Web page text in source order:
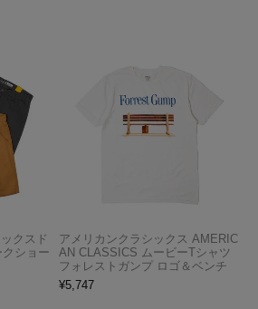
クスド
ショー
アメリカンクラシックス AMERIC
AN CLASSICS ムービーTシャツ
フォレストガンプ ロゴ＆ベンチ
¥5,747